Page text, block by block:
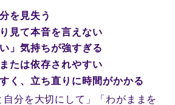
を見失う
見て本音を言えない
」気持ちが強すぎる
たは依存されやすい
く、立ち直りに時間がかかる
分を大切にして」「わがままを